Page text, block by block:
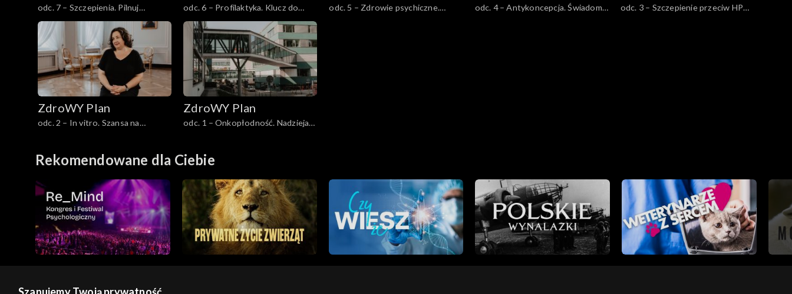
odc. 7 – Szczepienia. Pilnuj
kalendarza
odc. 6 – Profilaktyka. Klucz do
zdrowia
odc. 5 – Zdrowie psychiczne.
odc. 4 – Antykoncepcja. Świadome
odc. 3 – Szczepienie przeciw HPV.
ZdroWY Plan
odc. 2 – In vitro. Szansa na
ZdroWY Plan
odc. 1 – Onkopłodność. Nadzieja
Rekomendowane dla Ciebie